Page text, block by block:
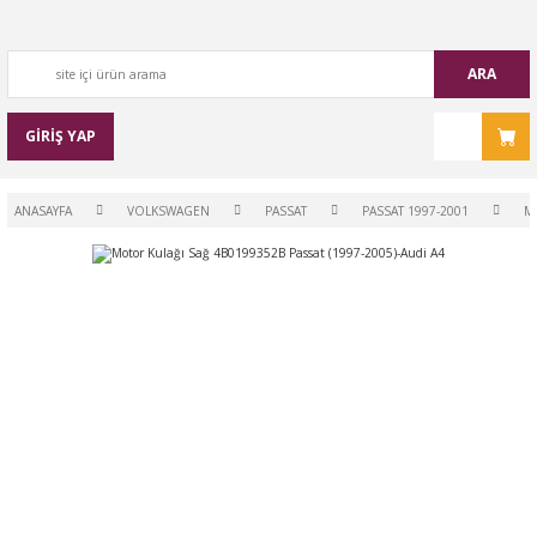
ARA
GİRİŞ YAP
ANASAYFA VOLKSWAGEN PASSAT PASSAT 1997-2001